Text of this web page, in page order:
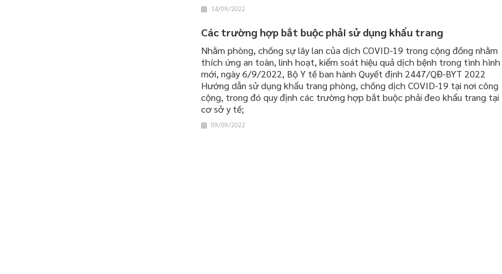
14/09/2022
Các trường hợp bắt buộc phải sử dụng khẩu trang
Nhằm phòng, chống sự lây lan của dịch COVID-19 trong cộng đồng nhằm
thích ứng an toàn, linh hoạt, kiểm soát hiệu quả dịch bệnh trong tình hình
mới, ngày 6/9/2022, Bộ Y tế ban hành Quyết định 2447/QĐ-BYT 2022
Hướng dẫn sử dụng khẩu trang phòng, chống dịch COVID-19 tại nơi công
cộng, trong đó quy định các trường hợp bắt buộc phải đeo khẩu trang tại
cơ sở y tế;
09/09/2022